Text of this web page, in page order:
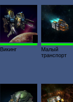
Викинг
Малый
транспорт